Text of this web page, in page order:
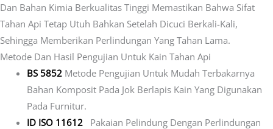
Dan Bahan Kimia Berkualitas Tinggi Memastikan Bahwa Sifat
Tahan Api Tetap Utuh Bahkan Setelah Dicuci Berkali-Kali,
Sehingga Memberikan Perlindungan Yang Tahan Lama.
Metode Dan Hasil Pengujian Untuk Kain Tahan Api
BS 5852Metode Pengujian Untuk Mudah Terbakarnya
Bahan Komposit Pada Jok Berlapis Kain Yang Digunakan
Pada Furnitur.
ID ISO 11612
Pakaian Pelindung Dengan Perlindungan